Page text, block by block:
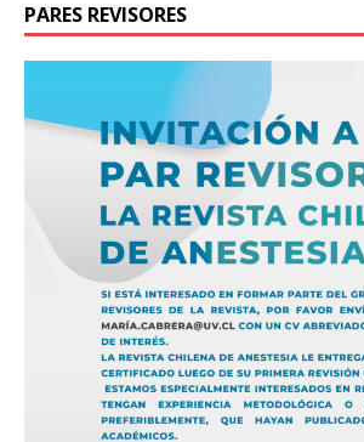
PARES REVISORES